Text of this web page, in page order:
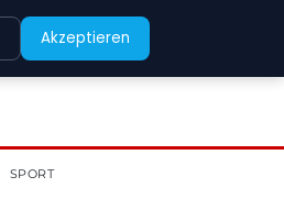
SPORT
Akzeptieren